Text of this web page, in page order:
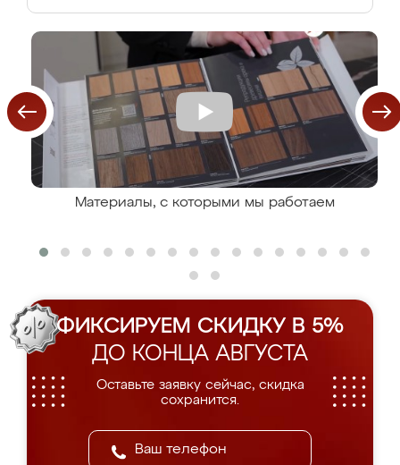
Материалы, с которыми мы работаем
ФИКСИРУЕМ СКИДКУ В 5%
ДО КОНЦА АВГУСТА
Оставьте заявку сейчас, скидка
сохранится.